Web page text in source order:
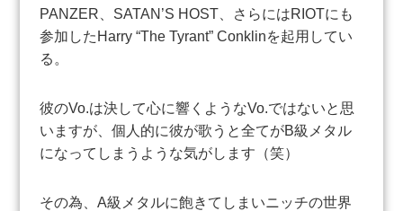
PANZER、SATAN’S HOST、さらにはRIOTにも
参加したHarry “The Tyrant” Conklinを起用してい
る。
彼のVo.は決して心に響くようなVo.ではないと思
いますが、個人的に彼が歌うと全てがB級メタル
になってしまうような気がします（笑）
その為、A級メタルに飽きてしまいニッチの世界